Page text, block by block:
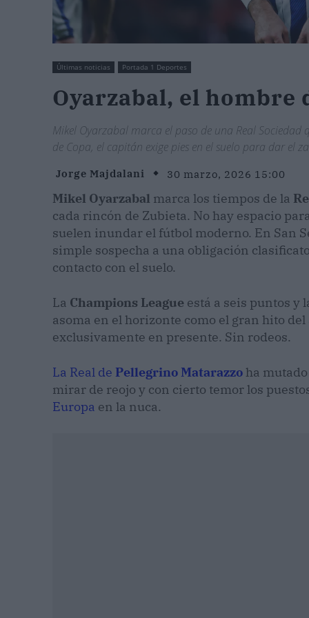
Últimas noticias Portada 1 Deportes
Oyarzabal, el hombre
Mikel Oyarzabal marca el paso de una Real
de Copa, el capitán exige pies en el suelo para dar el
Jorge Majdalani 30 marzo, 2026 15:00
Mikel Oyarzabal marca los tiempos de la
cada rincón de Zubieta. No hay espacio
suelen inundar el fútbol moderno. En San
simple sospecha a una obligación
contacto con el suelo.
La Champions League está a seis puntos y
asoma en el horizonte como el gran hito
exclusivamente en presente. Sin rodeos.
​La Real de Pellegrino Matarazzo ha
mirar de reojo y con cierto temor los
Europa en la nuca.